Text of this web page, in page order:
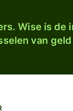
Wise is de
van geld